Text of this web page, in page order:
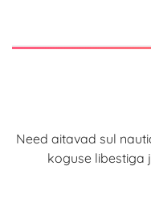
Need aitavad sul
koguse libestiga